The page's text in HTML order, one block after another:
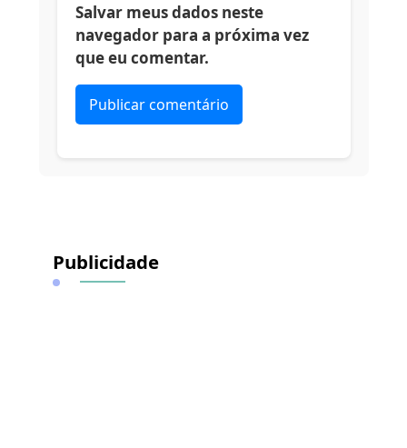
Salvar meus dados neste
navegador para a próxima vez
que eu comentar.
Publicidade